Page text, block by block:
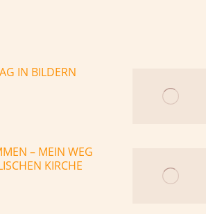
IN BILDERN
– MEIN WEG
KIRCHE